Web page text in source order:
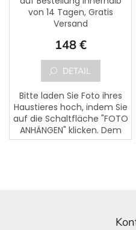
durchschnittliche
Sternen.
von 14 Tagen, Gratis
Versand
148 €
DETAIL
Bitte laden Sie Foto ihres
Haustieres hoch, indem Sie
auf die Schaltfläche "FOTO
ANHÄNGEN" klicken. Dem
Foto kann ein Text